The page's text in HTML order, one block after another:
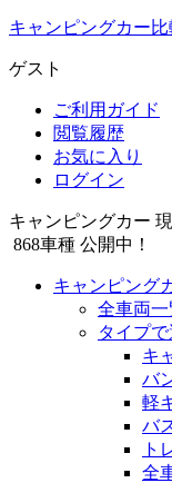
キャンピングカー
ゲスト
ご利用ガイド
閲覧履歴
お気に入り
ログイン
キャンピングカー
868車種 公開中！
キャンピング
全車両一
タイプ
キ
バ
軽
バ
ト
全